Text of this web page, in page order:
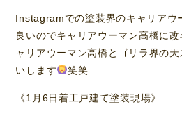
Instagramでの塗装界のキャリアウ
良いのでキャリアウーマン高橋に改
ャリアウーマン高橋とゴリラ界の
いします
笑笑
《1月6日着工戸建て塗装現場》